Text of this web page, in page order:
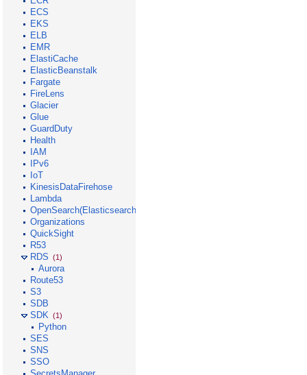
ECS
EKS
ELB
EMR
ElastiCache
ElasticBeanstalk
Fargate
FireLens
Glacier
Glue
GuardDuty
Health
IAM
IPv6
IoT
KinesisDataFirehose
Lambda
OpenSearch(Elasticsearch)
Organizations
QuickSight
R53
RDS (1)
Aurora
Route53
S3
SDB
SDK (1)
Python
SES
SNS
SSO